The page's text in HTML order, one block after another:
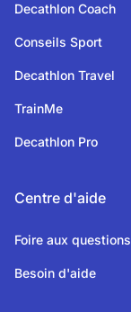
Decathlon Coach
Conseils Sport
Decathlon Travel
TrainMe
Decathlon Pro
Centre d'aide
Foire aux questions
Besoin d'aide